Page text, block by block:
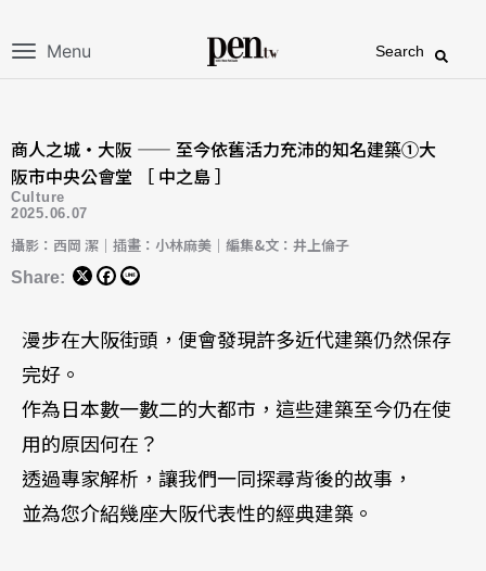
Menu Search
商人之城・大阪 —— 至今依舊活力充沛的知名建築①大
阪市中央公會堂 ［ 中之島 ］
Culture
2025.06.07
攝影：西岡 潔｜插畫：小林麻美｜編集&文：井上倫子
Share:
漫步在大阪街頭，便會發現許多近代建築仍然保存
完好。
作為日本數一數二的大都市，這些建築至今仍在使
用的原因何在？
透過專家解析，讓我們一同探尋背後的故事，
並為您介紹幾座大阪代表性的經典建築。